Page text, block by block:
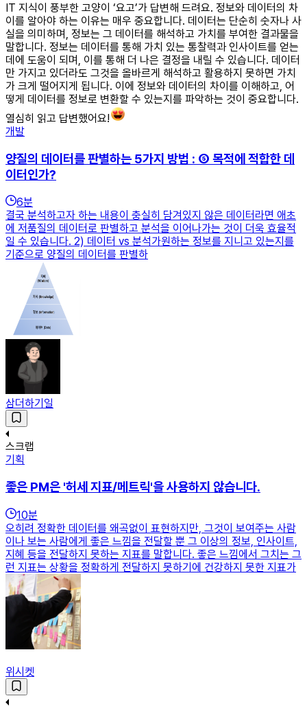
IT 지식이 풍부한 고양이 ‘요고’가 답변해 드려요. 정보와 데이터의 차
이를 알아야 하는 이유는 매우 중요합니다. 데이터는 단순히 숫자나 사
실을 의미하며, 정보는 그 데이터를 해석하고 가치를 부여한 결과물을
말합니다. 정보는 데이터를 통해 가치 있는 통찰력과 인사이트를 얻는
데에 도움이 되며, 이를 통해 더 나은 결정을 내릴 수 있습니다. 데이터
만 가지고 있더라도 그것을 올바르게 해석하고 활용하지 못하면 가치
가 크게 떨어지게 됩니다. 이에 정보와 데이터의 차이를 이해하고, 어
떻게 데이터를 정보로 변환할 수 있는지를 파악하는 것이 중요합니다.
열심히 읽고 답변했어요!
개발
양질의 데이터를 판별하는 5가지 방법 : ⑤ 목적에 적합한 데
이터인가?
6분
결국 분석하고자 하는 내용이 충실히 담겨있지 않은 데이터라면 애초
에 저품질의 데이터로 판별하고 분석을 이어나가는 것이 더욱 효율적
일 수 있습니다. 2) 데이터 vs 분석가원하는 정보를 지니고 있는지를
기준으로 양질의 데이터를 판별하
삼더하기일
스크랩
기획
좋은 PM은 '허세 지표/메트릭'을 사용하지 않습니다.
10분
오히려 정확한 데이터를 왜곡없이 표현하지만, 그것이 보여주는 사람
이나 보는 사람에게 좋은 느낌을 전달할 뿐 그 이상의 정보, 인사이트,
지혜 등을 전달하지 못하는 지표를 말합니다. 좋은 느낌에서 그치는 그
런 지표는 상황을 정확하게 전달하지 못하기에 건강하지 못한 지표가
위시켓